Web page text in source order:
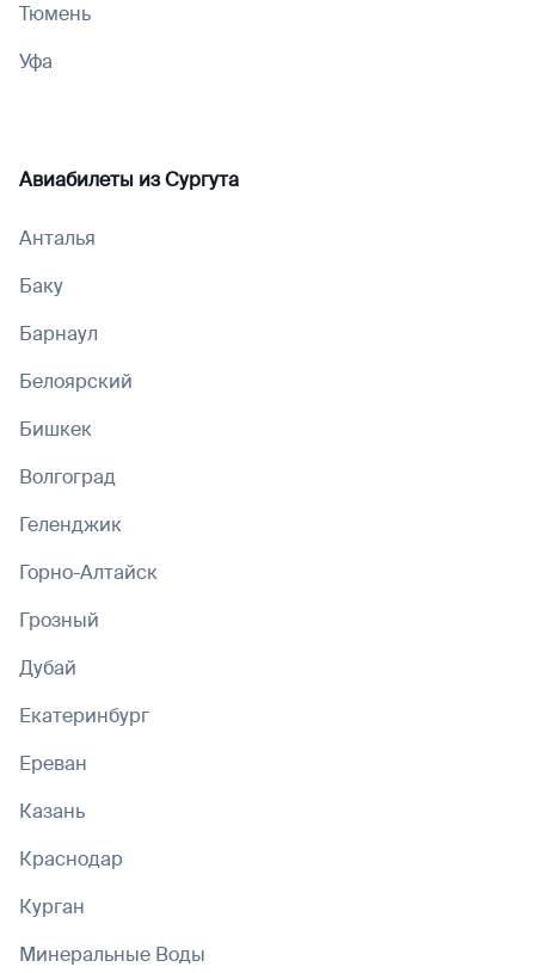
Тюмень
Уфа
Авиабилеты изСургута
Анталья
Баку
Барнаул
Белоярский
Бишкек
Волгоград
Геленджик
Горно-Алтайск
Грозный
Дубай
Екатеринбург
Ереван
Казань
Краснодар
Курган
Минеральные Воды